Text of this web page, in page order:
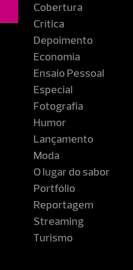
Cobertura
Crítica
Depoimento
Economia
Ensaio Pessoal
Especial
Fotografia
Humor
Lançamento
Moda
O lugar do sabor
Portfólio
Reportagem
Streaming
Turismo